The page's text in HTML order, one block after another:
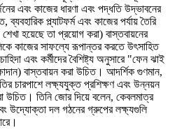
এবং কাজের ধারণা এবং পদ্ধতি উদ্ভাবনের
প্ল্যাটফর্ম এবং কাজের পর্যায় তৈরি
হয়েছে তা প্রয়োগ করা) বাস্তবায়নের
কাজের সাফল্যে রূপান্তর করতে উৎসাহিত
এবং কর্মীদের বৈশিষ্ট্য অনুসারে "ফেন ঝাই
বাস্তবায়ন করা উচিত। আদর্শিক গুণমান,
চারপাশে লক্ষ্যযুক্ত প্রশিক্ষণ এবং উন্নয়ন
উচিত। তিনি জোর দিয়ে বলেন, কেবলমাত্র
উদ্যোক্তা দল গঠনের গ্রুপের লক্ষ্যগুলি